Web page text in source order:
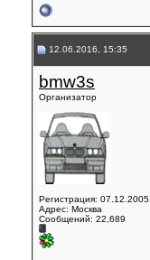
12.06.2016, 15:35
bmw3s
Организатор
Регистрация: 07.12.2005
Адрес: Москва
Сообщений: 22,689